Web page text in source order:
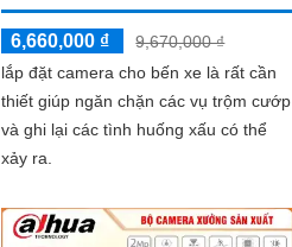
6,660,000 ₫
9,670,000 ₫
lắp đặt camera cho bến xe là rất cần
thiết giúp ngăn chặn các vụ trộm cướp
và ghi lại các tình huống xấu có thể
xảy ra.